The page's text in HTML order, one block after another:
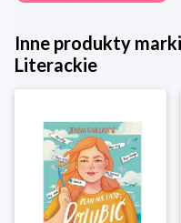
Inne produkty
Literackie